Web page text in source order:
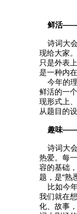
鲜活——
诗词大会
现给大家
只是外表
是一种内
今年的理
鲜活的一
现形式上
从题目的
趣味——
诗词大会
热爱。每
容的基础
题，是“熟
比如今年
我们就在
化、故事